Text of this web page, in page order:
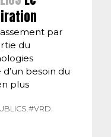
par
du
besoin du
plus
#VRD.